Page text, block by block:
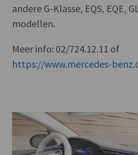
andere G-Klasse, EQS, EQE,
modellen.
Meer info: 02/724.12.11 of
https://www.mercedes-